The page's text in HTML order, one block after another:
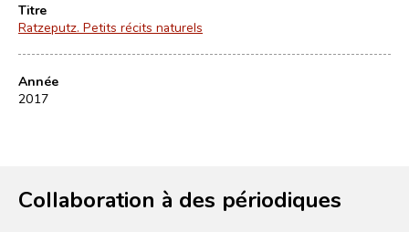
Titre
Ratzeputz. Petits récits naturels
Année
2017
Collaboration à des périodiques